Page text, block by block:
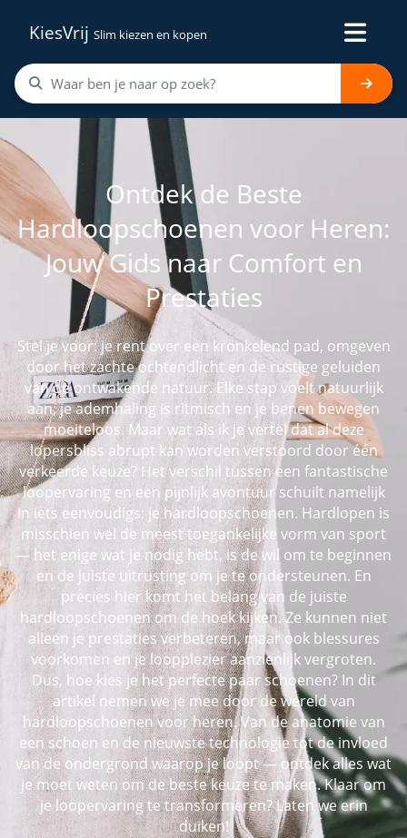
KiesVrij Slim kiezen en kopen
Ontdek de Beste
Hardloopschoenen voor Heren:
Jouw Gids naar Comfort en
Prestaties
Stel je voor: je rent over een kronkelend pad, omgeven
door het zachte ochtendlicht en de rustige geluiden
van de ontwakende natuur. Elke stap voelt natuurlijk
aan, je ademhaling is ritmisch en je benen bewegen
moeiteloos. Maar wat als ik je vertel dat al deze
lopersbliss abrupt kan worden verstoord door één
verkeerde keuze? Het verschil tussen een fantastische
loopervaring en een pijnlijk avontuur schuilt namelijk
in iets eenvoudigs: je hardloopschoenen. Hardlopen is
misschien wel de meest toegankelijke vorm van sport
— het enige wat je nodig hebt, is de wil om te beginnen
en de juiste uitrusting om je te ondersteunen. En
precies hier komt het belang van de juiste
hardloopschoenen om de hoek kijken. Ze kunnen niet
alleen je prestaties verbeteren, maar ook blessures
voorkomen en je loopplezier aanzienlijk vergroten.
Dus, hoe kies je het perfecte paar schoenen? In dit
artikel nemen we je mee door de wereld van
hardloopschoenen voor heren. Van de anatomie van
een schoen en de nieuwste technologie tot de invloed
van de ondergrond waarop je loopt — ontdek alles wat
je moet weten om de beste keuze te maken. Klaar om
je loopervaring te transformeren? Laten we erin
duiken!